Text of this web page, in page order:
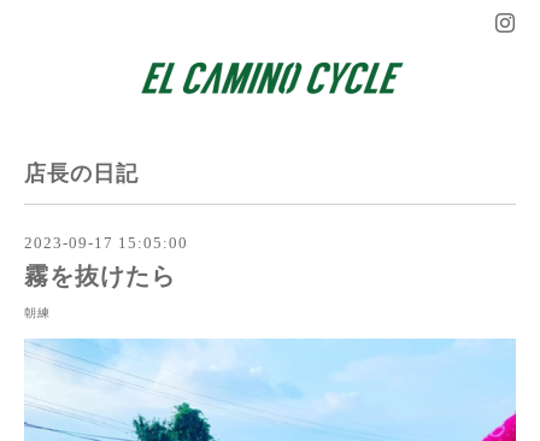
店長の日記
2023-09-17 15:05:00
霧を抜けたら
朝練